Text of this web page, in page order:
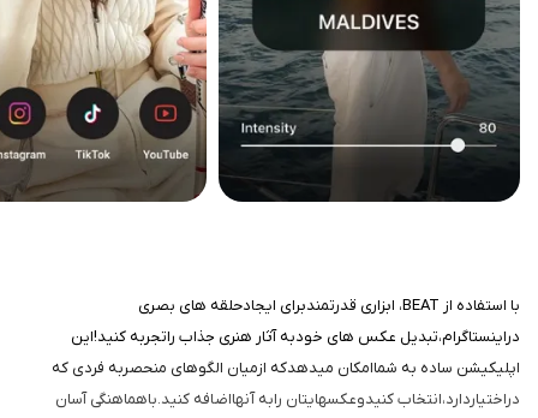
با استفاده از BEAT، ابزاری قدرتمندبرای ایجادحلقه های بصری
دراینستاگرام،تبدیل عکس های خودبه آثار هنری جذاب راتجربه کنید!این
اپلیکیشن ساده به شماامکان میدهدکه ازمیان الگوهای منحصربه فردی که
دراختیاردارد،انتخاب کنیدوعکسهایتان رابه آنهااضافه کنید.باهماهنگی آسان